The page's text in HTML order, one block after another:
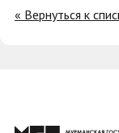
« Вернуться к